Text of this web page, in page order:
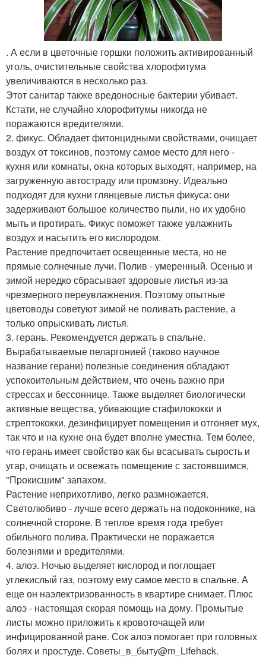
. А если в цветочные горшки положить активированный
уголь, очистительные свойства хлорофитума
увеличиваются в несколько раз.
Этот санитар также вредоносные бактерии убивает.
Кстати, не случайно хлорофитумы никогда не
поражаются вредителями.
2. фикус. Обладает фитонцидными свойствами, очищает
воздух от токсинов, поэтому самое место для него -
кухня или комнаты, окна которых выходят, например, на
загруженную автостраду или промзону. Идеально
подходят для кухни глянцевые листья фикуса: они
задерживают большое количество пыли, но их удобно
мыть и протирать. Фикус поможет также увлажнить
воздух и насытить его кислородом.
Растение предпочитает освещенные места, но не
прямые солнечные лучи. Полив - умеренный. Осенью и
зимой нередко сбрасывает здоровые листья из-за
чрезмерного переувлажнения. Поэтому опытные
цветоводы советуют зимой не поливать растение, а
только опрыскивать листья.
3. герань. Рекомендуется держать в спальне.
Вырабатываемые пеларгонией (таково научное
название герани) полезные соединения обладают
успокоительным действием, что очень важно при
стрессах и бессоннице. Также выделяет биологически
активные вещества, убивающие стафилококки и
стрептококки, дезинфицирует помещения и отгоняет мух,
так что и на кухне она будет вполне уместна. Тем более,
что герань имеет свойство как бы всасывать сырость и
угар, очищать и освежать помещение с застоявшимся,
"Прокисшим" запахом.
Растение неприхотливо, легко размножается.
Светолюбиво - лучше всего держать на подоконнике, на
солнечной стороне. В теплое время года требует
обильного полива. Практически не поражается
болезнями и вредителями.
4. алоэ. Ночью выделяет кислород и поглощает
углекислый газ, поэтому ему самое место в спальне. А
еще он наэлектризованность в квартире снимает. Плюс
алоэ - настоящая скорая помощь на дому. Промытые
листы можно приложить к кровоточащей или
инфицированной ране. Сок алоэ помогает при головных
болях и простуде. Советы_в_быту@m_Lifehack.